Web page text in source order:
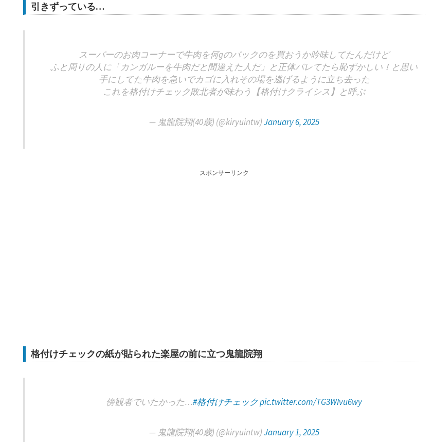
引きずっている…
スーパーのお肉コーナーで牛肉を何gのパックのを買おうか吟味してたんだけど
ふと周りの人に「カンガルーを牛肉だと間違えた人だ」と正体バレてたら恥ずかしい！と思い
手にしてた牛肉を急いでカゴに入れその場を逃げるように立ち去った
これを格付けチェック敗北者が味わう【格付けクライシス】と呼ぶ
— 鬼龍院翔(40歳) (@kiryuintw)January 6, 2025
スポンサーリンク
格付けチェックの紙が貼られた楽屋の前に立つ鬼龍院翔
傍観者でいたかった…#格付けチェックpic.twitter.com/TG3WIvu6wy
— 鬼龍院翔(40歳) (@kiryuintw)January 1, 2025